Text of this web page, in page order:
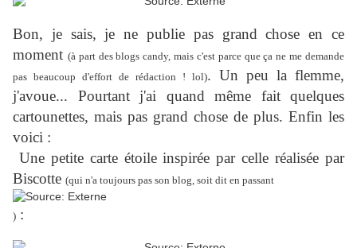
Bon, je sais, je ne publie pas grand chose en ce
moment (à part des blogs candy, mais c'est parce que ça ne me demande
pas beaucoup d'effort de rédaction ! lol). Un peu la flemme,
j'avoue... Pourtant j'ai quand même fait quelques
cartounettes, mais pas grand chose de plus. Enfin les
voici :
Une petite carte étoile inspirée par celle réalisée par
Biscotte (qui n'a toujours pas son blog, soit dit en passant
) :